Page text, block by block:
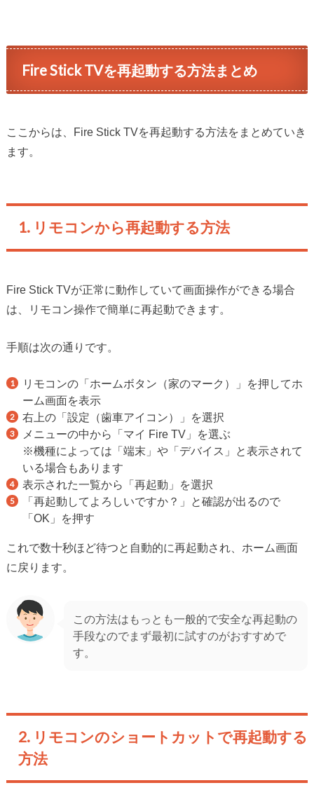
Fire Stick TVを再起動する方法まとめ
ここからは、Fire Stick TVを再起動する方法をまとめていき
ます。
1. リモコンから再起動する方法
Fire Stick TVが正常に動作していて画面操作ができる場合
は、リモコン操作で簡単に再起動できます。
手順は次の通りです。
リモコンの「ホームボタン（家のマーク）」を押してホ
ーム画面を表示
右上の「設定（歯車アイコン）」を選択
メニューの中から「マイ Fire TV」を選ぶ
※機種によっては「端末」や「デバイス」と表示されて
いる場合もあります
表示された一覧から「再起動」を選択
「再起動してよろしいですか？」と確認が出るので
「OK」を押す
これで数十秒ほど待つと自動的に再起動され、ホーム画面
に戻ります。
この方法はもっとも一般的で安全な再起動の
手段なのでまず最初に試すのがおすすめで
す。
2. リモコンのショートカットで再起動する
方法